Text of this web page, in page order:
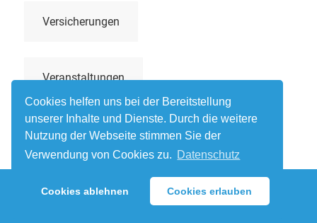
Cookies helfen uns bei der Bereitstellung
unserer Inhalte und Dienste. Durch die weitere
Nutzung der Webseite stimmen Sie der
Verwendung von Cookies zu. Datenschutz
Cookies ablehnen Cookies erlauben
Versicherungen
Veranstaltungen
Jobbörse
Impressum Datenschutz
Kooperationen